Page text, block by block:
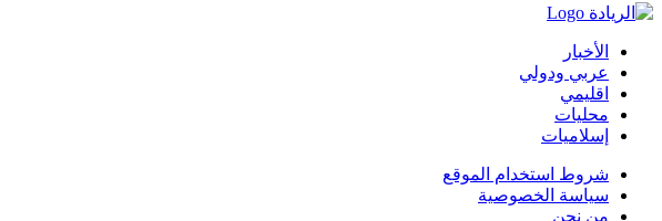
الأخبار
عربي ودولي
اقليمي
محليات
إسلاميات
شروط استخدام الموقع
سياسة الخصوصية
من نحن